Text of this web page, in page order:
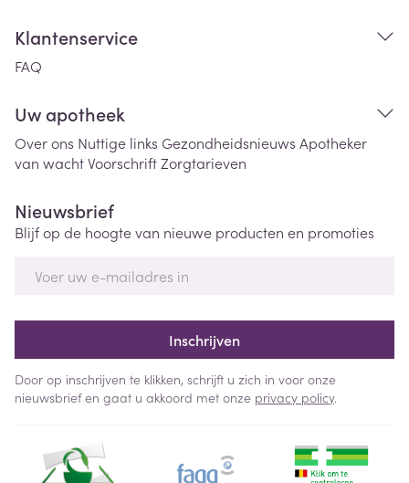
Klantenservice
FAQ
Uw apotheek
Over ons Nuttige links Gezondheidsnieuws Apotheker
van wachtVoorschriftZorgtarieven
Nieuwsbrief
Blijf op de hoogte van nieuwe producten en promoties
Inschrijven
Door op inschrijven te klikken, schrijft u zich in voor onze
nieuwsbrief en gaat u akkoord met onze privacy policy.